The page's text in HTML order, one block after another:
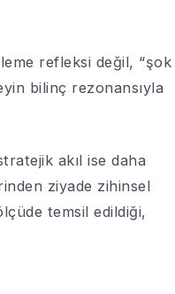
refleksi değil, “şok
bilinç rezonansıyla
akıl ise daha
ziyade zihinsel
temsil edildiği,